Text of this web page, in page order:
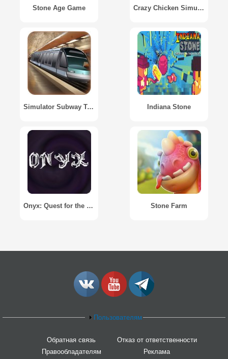
Stone Age Game Crazy Chicken Simulator 3D
Simulator Subway Train / Симулятор поезда метро Indiana Stone
Onyx: Quest for the Midnight Stone Stone Farm
Пользователям
Обратная связь
Отказ от ответственности
Правообладателям
Реклама